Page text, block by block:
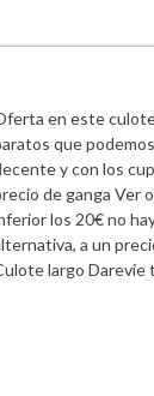
en este
que
y con los
de ganga Ver
los 20€ no
a un
largo Darevie